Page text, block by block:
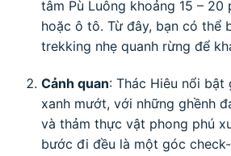
tâm Pù Luông khoảng 15 – 20
hoặc ô tô. Từ đây, bạn có thể
trekking nhẹ quanh rừng để
Cảnh quan: Thác Hiêu nổi bật
xanh mướt, với những ghềnh
và thảm thực vật phong phú
bước đi đều là một góc